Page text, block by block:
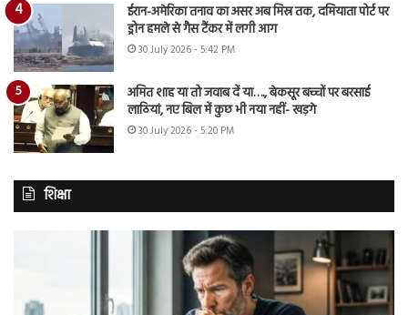
ईरान-अमेरिका तनाव का असर अब मिस्र तक, दमियाता पोर्ट पर
ड्रोन हमले से गैस टैंकर में लगी आग
30 July 2026 - 5:42 PM
अमित शाह या तो जवाब दें या…., बेकसूर बच्चों पर बरसाई
लाठियां, नए बिल में कुछ भी नया नहीं- खड़गे
30 July 2026 - 5:20 PM
शिक्षा